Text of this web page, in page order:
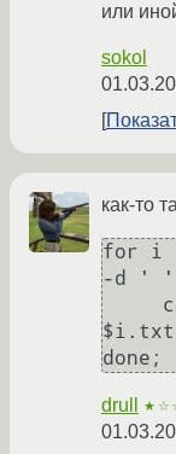
или
sokol
как-то
for i
-d ' '
$i.txt
drull